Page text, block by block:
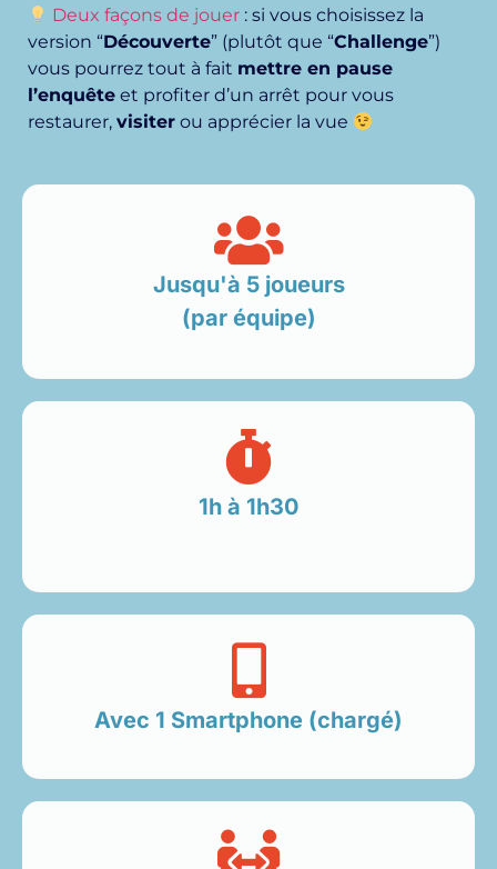
Deux façons de jouer : si vous choisissez la
version “Découverte” (plutôt que “Challenge”)
vous pourrez tout à fait mettre en pause
l’enquête et profiter d’un arrêt pour vous
restaurer, visiter ou apprécier la vue
Jusqu'à 5 joueurs
(par équipe)
1h à 1h30
Avec 1 Smartphone (chargé)